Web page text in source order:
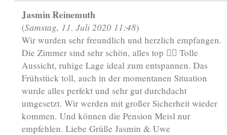
Jasmin Reinemuth
(Samstag, 11. Juli 2020 11:48)
Wir wurden sehr freundlich und herzlich empfangen.
Die Zimmer sind sehr schön, alles top 👍🏻 Tolle
Aussicht, ruhige Lage ideal zum entspannen. Das
Frühstück toll, auch in der momentanen Situation
wurde alles perfekt und sehr gut durchdacht
umgesetzt. Wir werden mit großer Sicherheit wieder
kommen. Und können die Pension Meisl nur
empfehlen. Liebe Grüße Jasmin & Uwe